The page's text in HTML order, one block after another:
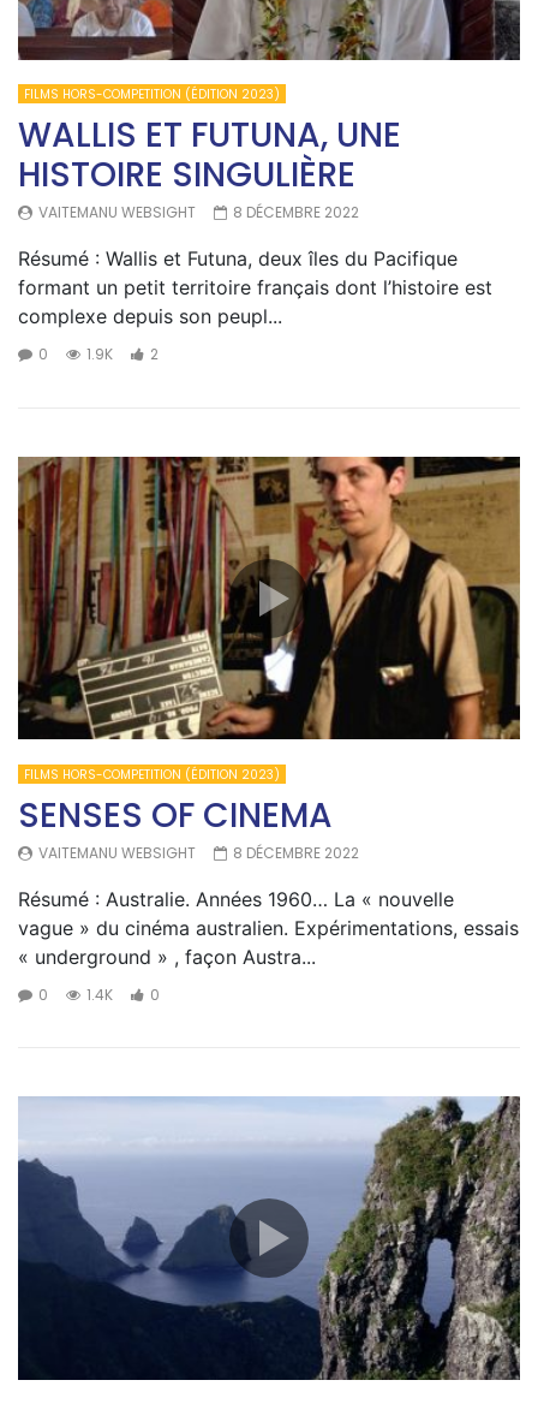
FILMS HORS-COMPETITION (ÉDITION 2023)
WALLIS ET FUTUNA, UNE
HISTOIRE SINGULIÈRE
VAITEMANU WEBSIGHT 8 DÉCEMBRE 2022
Résumé : Wallis et Futuna, deux îles du Pacifique
formant un petit territoire français dont l’histoire est
complexe depuis son peupl...
0 1.9K 2
FILMS HORS-COMPETITION (ÉDITION 2023)
SENSES OF CINEMA
VAITEMANU WEBSIGHT 8 DÉCEMBRE 2022
Résumé : Australie. Années 1960… La « nouvelle
vague » du cinéma australien. Expérimentations, essais
« underground » , façon Austra...
0 1.4K 0